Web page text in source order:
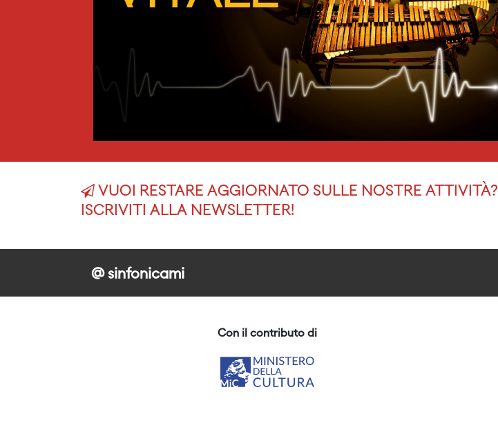
VUOI RESTARE AGGIORNATO SULLE NOSTRE ATTIVITÀ?
ISCRIVITI ALLA NEWSLETTER!
@ sinfonicami
Con il contributo di